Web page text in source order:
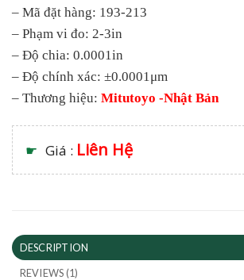
rating
– Mã đặt hàng: 193-213
– Phạm vi đo: 2-3in
– Độ chia: 0.0001in
– Độ chính xác: ±0.0001μm
– Thương hiệu: Mitutoyo -Nhật Bản
☛ Giá : Liên Hệ
DESCRIPTION
REVIEWS (1)